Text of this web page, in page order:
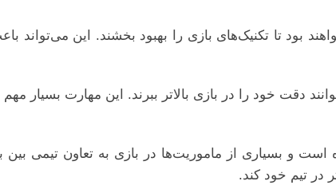
بود تا تکنیک‌های بازی را بهبود بخشند. این
دقت خود را در بازی بالاتر ببرند. این مهارت
و بسیاری از ماموریت‌ها در بازی به تعاون تیمی بین
در تیم خود کند.